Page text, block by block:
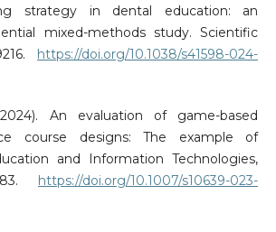
strategy in dental education: an
mixed-methods study. Scientific
https://doi.org/10.1038/s41598-024-
An evaluation of game-based
course designs: The example of
and Information Technologies,
https://doi.org/10.1007/s10639-023-